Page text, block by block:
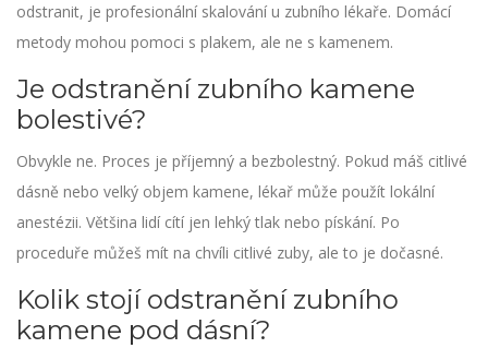
odstranit, je profesionální skalování u zubního lékaře. Domácí
metody mohou pomoci s plakem, ale ne s kamenem.
Je odstranění zubního kamene
bolestivé?
Obvykle ne. Proces je příjemný a bezbolestný. Pokud máš citlivé
dásně nebo velký objem kamene, lékař může použít lokální
anestézii. Většina lidí cítí jen lehký tlak nebo pískání. Po
proceduře můžeš mít na chvíli citlivé zuby, ale to je dočasné.
Kolik stojí odstranění zubního
kamene pod dásní?